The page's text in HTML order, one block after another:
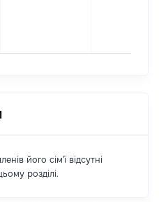
його сім'ї відсутні
розділі.